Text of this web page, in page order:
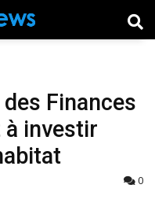
Finances
à investir
0